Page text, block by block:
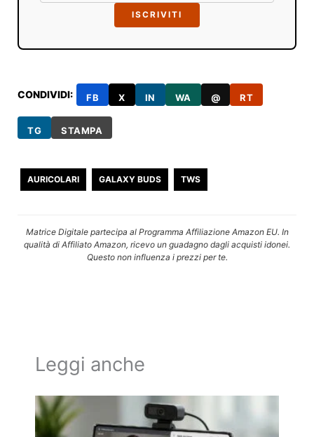
ISCRIVITI
CONDIVIDI: FB X IN WA @ RT
TG STAMPA
AURICOLARI GALAXY BUDS TWS
Matrice Digitale partecipa al Programma Affiliazione Amazon EU. In
qualità di Affiliato Amazon, ricevo un guadagno dagli acquisti idonei.
Questo non influenza i prezzi per te.
Leggi anche